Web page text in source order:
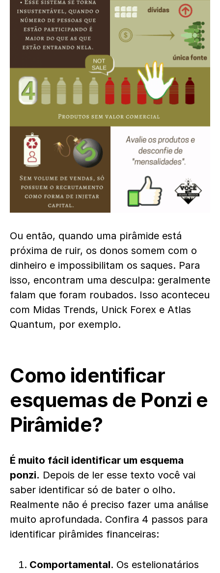
Ou então, quando uma pirâmide está
próxima de ruir, os donos somem com o
dinheiro e impossibilitam os saques. Para
isso, encontram uma desculpa: geralmente
falam que foram roubados. Isso aconteceu
com Midas Trends, Unick Forex e Atlas
Quantum, por exemplo.
Como identificar
esquemas de Ponzi e
Pirâmide?
É muito fácil identificar um esquema
ponzi. Depois de ler esse texto você vai
saber identificar só de bater o olho.
Realmente não é preciso fazer uma análise
muito aprofundada. Confira 4 passos para
identificar pirâmides financeiras:
Comportamental. Os estelionatários